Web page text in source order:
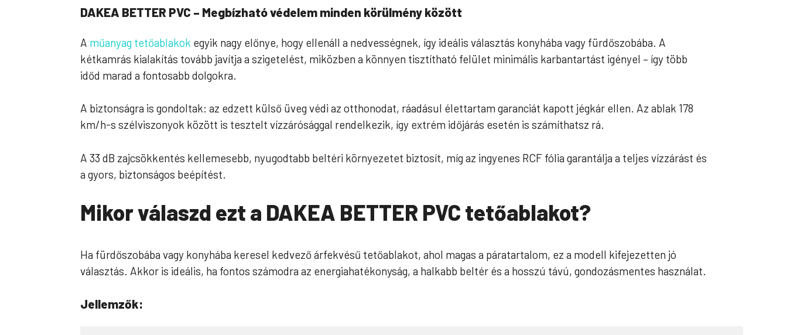
DAKEA BETTER PVC – Megbízható védelem minden körülmény között
A műanyag tetőablakok egyik nagy előnye, hogy ellenáll a nedvességnek, így ideális választás konyhába vagy fürdőszobába. A
kétkamrás kialakítás tovább javítja a szigetelést, miközben a könnyen tisztítható felület minimális karbantartást igényel – így több
időd marad a fontosabb dolgokra.
A biztonságra is gondoltak: az edzett külső üveg védi az otthonodat, ráadásul élettartam garanciát kapott jégkár ellen. Az ablak 178
km/h-s szélviszonyok között is tesztelt vízzárósággal rendelkezik, így extrém időjárás esetén is számíthatsz rá.
A 33 dB zajcsökkentés kellemesebb, nyugodtabb beltéri környezetet biztosít, míg az ingyenes RCF fólia garantálja a teljes vízzárást és
a gyors, biztonságos beépítést.
Mikor válaszd ezt a DAKEA BETTER PVC tetőablakot?
Ha fürdőszobába vagy konyhába keresel kedvező árfekvésű tetőablakot, ahol magas a páratartalom, ez a modell kifejezetten jó
választás. Akkor is ideális, ha fontos számodra az energiahatékonyság, a halkabb beltér és a hosszú távú, gondozásmentes használat.
Jellemzők: